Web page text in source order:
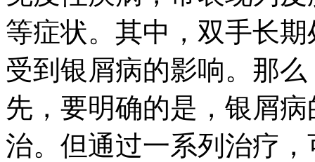
等症状。其中，双手长
受到银屑病的影响。那
先，要明确的是，银屑
治。但通过一系列治疗